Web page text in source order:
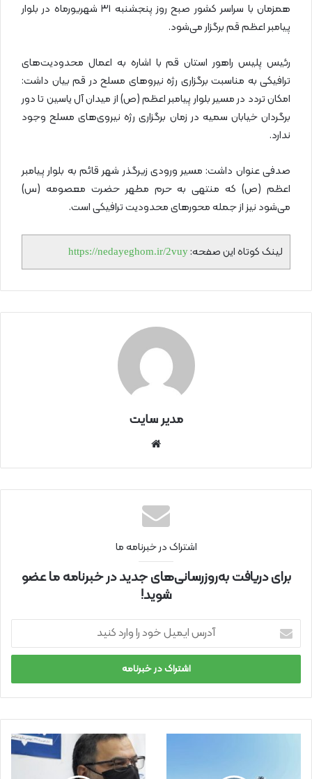
همزمان با سراسر کشور صبح روز پنجشنبه ۳۱ شهریورماه در بلوار
پیامبر اعظم قم برگزار می‌شود.
رئیس پلیس راهور استان قم با اشاره به اعمال محدودیت‌های
ترافیکی به مناسبت برگزاری رژه نیروهای مسلح در قم بیان داشت:
امکان تردد در مسیر بلوار پیامبر اعظم (ص) از میدان آل یاسین تا دور
برگردان خیابان سمیه در زمان برگزاری رژه نیروی‌های مسلح وجود
ندارد.
صدفی عنوان داشت: مسیر ورودی زیرگذر شهر قائم به بلوار پیامبر
اعظم (ص) که منتهی به حرم مطهر حضرت معصومه (س)
می‌شود نیز از جمله محورهای محدودیت ترافیکی است.
لینک کوتاه این صفحه: https://nedayeghom.ir/2vuy
مدیر سایت
نتی
اشتراک در خبرنامه ما
برای دریافت به‌روزرسانی‌های جدید در خبرنامه ما عضو
شوید!
ر
ا
ی